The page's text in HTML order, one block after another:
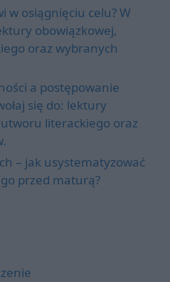
w osiągnięciu celu? W
obowiązkowej,
oraz wybranych
a postępowanie
się do: lektury
literackiego oraz
– jak usystematyzować
przed maturą?